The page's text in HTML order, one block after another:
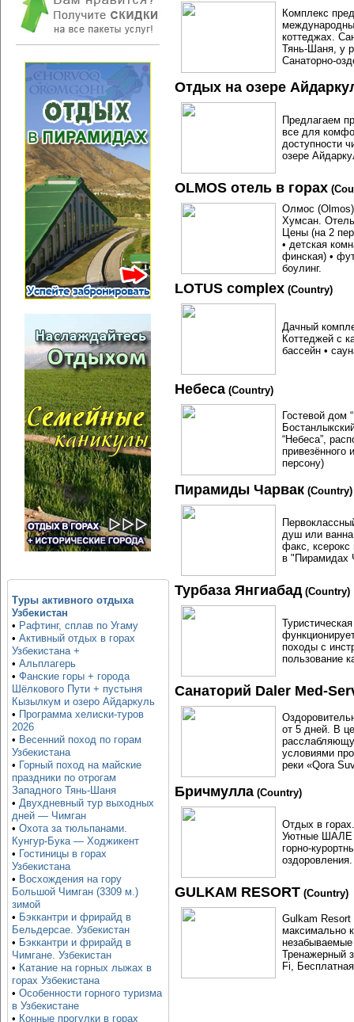
Туры активного отдыха
Узбекистан
• Рафтинг, сплав по Угаму
• Активный отдых в горах
Узбекистана +
• Альплагерь
• Фанские горы + города
Шёлкового Пути + пустыня
Кызылкум и озеро Айдаркуль
• Программа хелиски-туров
2026
• Весенний поход по горам
Узбекистана
• Горный поход на майские
праздники по отрогам
Западного Тянь-Шаня
• Двухдневный тур выходных
дней — Чимган
• Охота за тюльпанами.
Кунгур-Бука — Ходжикент
• Гостиницы в горах
Узбекистана
• Восхождения на гору
Большой Чимган (3309 м.)
зимой
• Бэккантри и фрирайд в
Бельдерсае. Узбекистан
• Бэккантри и фрирайд в
Чимгане. Узбекистан
• Катание на горных лыжах в
горах Узбекистана
• Особенности горного туризма
в Узбекистане
• Конные прогулки в горах
Комплекс
коттеджах.
Тянь-Шаня, у
Санаторно-
Отдых на озере
Предлагаем
все для
доступности
озере
OLMOS отель в горах
Олмос (Olmos)
Хумсан.
Цены (на 2
• детская
финская) •
боулинг.
LOTUS complex (Country)
Дачный
Коттеджей с
бассейн •
Небеса (Country)
Гостевой дом
“Небеса”,
персону)
Пирамиды Чарвак (Country)
душ или
факс,
в "Пирамидах
Турбаза Янгиабад (Country)
походы с
пользование
Санаторий Daler Med-
от 5 дней. В
условиями
реки «Qora
Бричмулла (Country)
Отдых в
Уютные ШАЛЕ
горно-
оздоровления.
GULKAM RESORT (Country)
Gulkam
максимально
Тренажерный
Fi,